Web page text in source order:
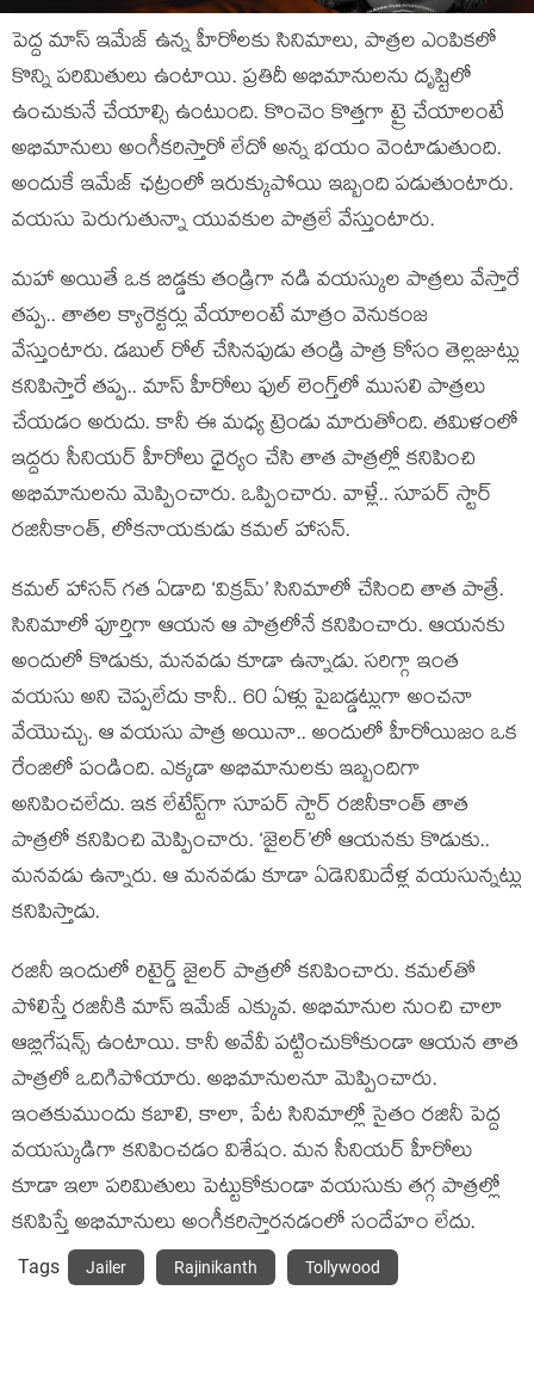
పెద్ద మాస్ ఇమేజ్ ఉన్న హీరోలకు సినిమాలు, పాత్రల ఎంపికలో
కొన్ని పరిమితులు ఉంటాయి. ప్రతిదీ అభిమానులను దృష్టిలో
ఉంచుకునే చేయాల్సి ఉంటుంది. కొంచెం కొత్తగా ట్రై చేయాలంటే
అభిమానులు అంగీకరిస్తారో లేదో అన్న భయం వెంటాడుతుంది.
అందుకే ఇమేజ్ ఛట్రంలో ఇరుక్కుపోయి ఇబ్బంది పడుతుంటారు.
వయసు పెరుగుతున్నా యువకుల పాత్రలే వేస్తుంటారు.
మహా అయితే ఒక బిడ్డకు తండ్రిగా నడి వయస్కుల పాత్రలు వేస్తారే
తప్ప.. తాతల క్యారెక్టర్లు వేయాలంటే మాత్రం వెనుకంజ
వేస్తుంటారు. డబుల్ రోల్‌ చేసినపుడు తండ్రి పాత్ర కోసం తెల్లజుట్లు
కనిపిస్తారే తప్ప.. మాస్ హీరోలు ఫుల్ లెంగ్త్‌లో ముసలి పాత్రలు
చేయడం అరుదు. కానీ ఈ మధ్య ట్రెండు మారుతోంది. తమిళంలో
ఇద్దరు సీనియర్ హీరోలు ధైర్యం చేసి తాత పాత్రల్లో కనిపించి
అభిమానులను మెప్పించారు. ఒప్పించారు. వాళ్లే.. సూపర్ స్టార్
రజినీకాంత్, లోకనాయకుడు కమల్ హాసన్.
కమల్ హాసన్ గత ఏడాది ‘విక్రమ్’ సినిమాలో చేసింది తాత పాత్రే.
సినిమాలో పూర్తిగా ఆయన ఆ పాత్రలోనే కనిపించారు. ఆయనకు
అందులో కొడుకు, మనవడు కూడా ఉన్నాడు. సరిగ్గా ఇంత
వయసు అని చెప్పలేదు కానీ.. 60 ఏళ్లు పైబడ్డట్లుగా అంచనా
వేయొచ్చు. ఆ వయసు పాత్ర అయినా.. అందులో హీరోయిజం ఒక
రేంజిలో పండింది. ఎక్కడా అభిమానులకు ఇబ్బందిగా
అనిపించలేదు. ఇక లేటేస్ట్‌గా సూపర్ స్టార్ రజినీకాంత్ తాత
పాత్రలో కనిపించి మెప్పించారు. ‘జైలర్’లో ఆయనకు కొడుకు..
మనవడు ఉన్నారు. ఆ మనవడు కూడా ఏడెనిమిదేళ్ల వయసున్నట్లు
కనిపిస్తాడు.
రజినీ ఇందులో రిటైర్డ్ జైలర్ పాత్రలో కనిపించారు. కమల్‌తో
పోలిస్తే రజినీకి మాస్ ఇమేజ్ ఎక్కువ. అభిమానుల నుంచి చాలా
ఆబ్లిగేషన్స్ ఉంటాయి. కానీ అవేవీ పట్టించుకోకుండా ఆయన తాత
పాత్రలో ఒదిగిపోయారు. అభిమానులనూ మెప్పించారు.
ఇంతకుముందు కబాలి, కాలా, పేట సినిమాల్లో సైతం రజినీ పెద్ద
వయస్కుడిగా కనిపించడం విశేషం. మన సీనియర్ హీరోలు
కూడా ఇలా పరిమితులు పెట్టుకోకుండా వయసుకు తగ్గ పాత్రల్లో
కనిపిస్తే అభిమానులు అంగీకరిస్తారనడంలో సందేహం లేదు.
Tags Jailer Rajinikanth Tollywood